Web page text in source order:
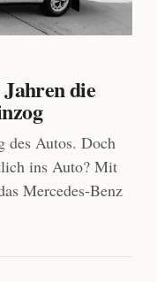
die
des Autos. Doch
ins Auto? Mit
Mercedes-Benz